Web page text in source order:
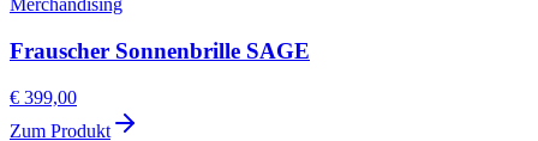
Merchandising
Frauscher Sonnenbrille SAGE
€ 399,00
Zum Produkt